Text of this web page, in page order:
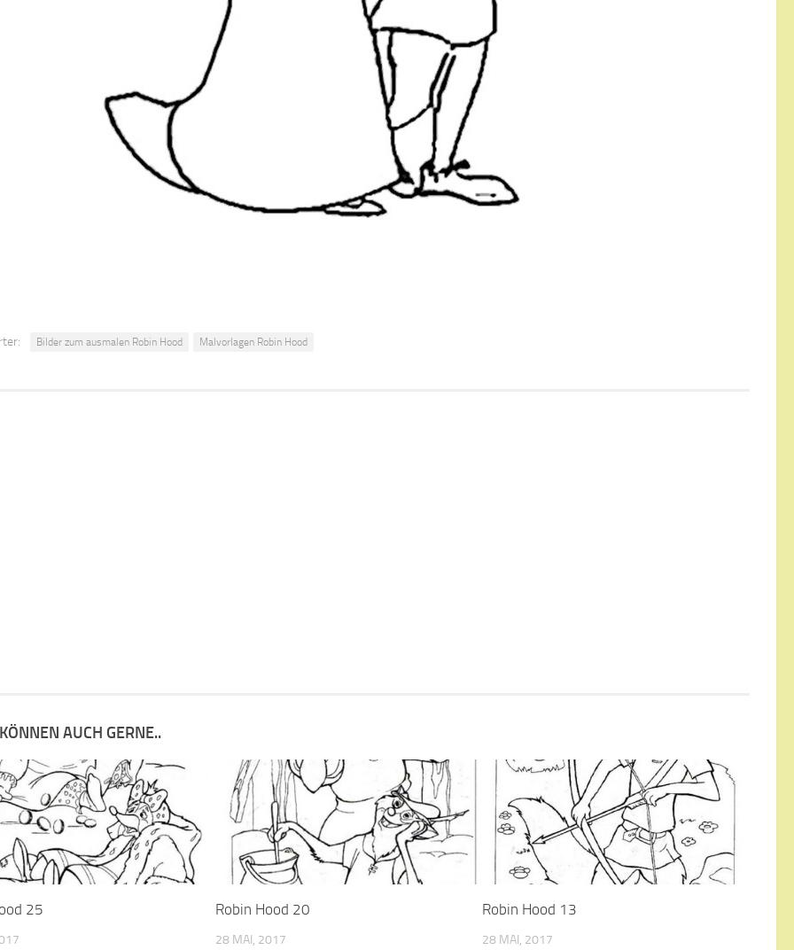
Bilder zum ausmalen Robin Hood Malvorlagen Robin Hood
AUCH GERNE..
25 Robin Hood 20
28 MAI, 2017
Robin Hood 13
28 MAI, 2017